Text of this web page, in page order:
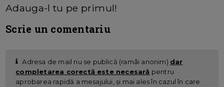
Adauga-l tu pe primul!
Scrie un comentariu
Adresa de mail nu se publică (ramâi anonim) dar
completarea corectă este necesară pentru
aprobarea rapidă a mesajului, și mai ales în cazul în care